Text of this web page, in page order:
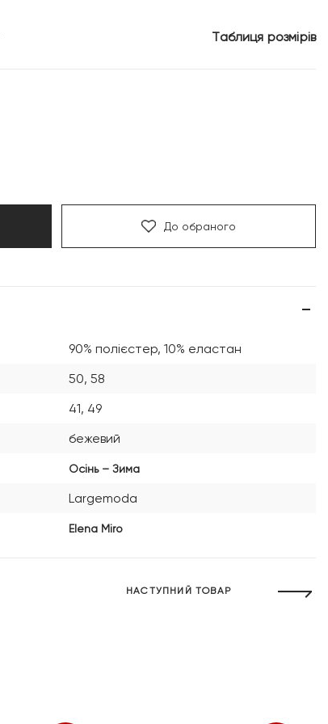
Таблиця розмірів
До обраного
90% полієстер, 10% еластан
50, 58
41, 49
бежевий
Осінь – Зима
Largemoda
Elena Miro
НАСТУПНИЙ ТОВАР